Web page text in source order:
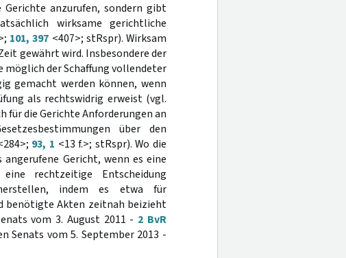
anzurufen, sondern gibt
wirksame gerichtliche
101, 397 <407>; stRspr). Wirksam
gewährt wird. Insbesondere der
der Schaffung vollendeter
gemacht werden können, wenn
als rechtswidrig erweist (vgl.
für die Gerichte Anforderungen an
über den
93, 1 <13 f.>; stRspr). Wo die
Gericht, wenn es eine
rechtzeitige Entscheidung
indem es etwa für
benötigte Akten zeitnah beizieht
vom 3. August 2011 - 2 BvR
Senats vom 5. September 2013 -